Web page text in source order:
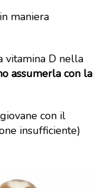
maniera
vitamina D nella
assumerla con la
con il
insufficiente)